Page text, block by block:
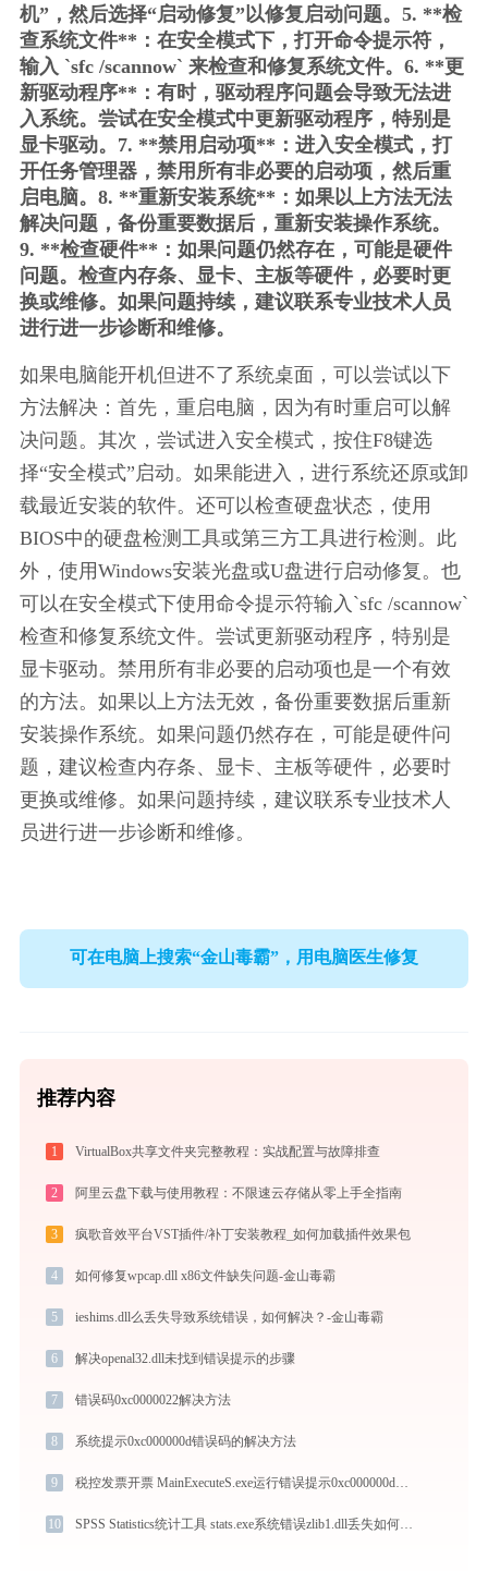
机”，然后选择“启动修复”以修复启动问题。5. **检
查系统文件**：在安全模式下，打开命令提示符，
输入 `sfc /scannow` 来检查和修复系统文件。6. **更
新驱动程序**：有时，驱动程序问题会导致无法进
入系统。尝试在安全模式中更新驱动程序，特别是
显卡驱动。7. **禁用启动项**：进入安全模式，打
开任务管理器，禁用所有非必要的启动项，然后重
启电脑。8. **重新安装系统**：如果以上方法无法
解决问题，备份重要数据后，重新安装操作系统。
9. **检查硬件**：如果问题仍然存在，可能是硬件
问题。检查内存条、显卡、主板等硬件，必要时更
换或维修。如果问题持续，建议联系专业技术人员
进行进一步诊断和维修。
如果电脑能开机但进不了系统桌面，可以尝试以下
方法解决：首先，重启电脑，因为有时重启可以解
决问题。其次，尝试进入安全模式，按住F8键选
择“安全模式”启动。如果能进入，进行系统还原或卸
载最近安装的软件。还可以检查硬盘状态，使用
BIOS中的硬盘检测工具或第三方工具进行检测。此
外，使用Windows安装光盘或U盘进行启动修复。也
可以在安全模式下使用命令提示符输入`sfc /scannow`
检查和修复系统文件。尝试更新驱动程序，特别是
显卡驱动。禁用所有非必要的启动项也是一个有效
的方法。如果以上方法无效，备份重要数据后重新
安装操作系统。如果问题仍然存在，可能是硬件问
题，建议检查内存条、显卡、主板等硬件，必要时
更换或维修。如果问题持续，建议联系专业技术人
员进行进一步诊断和维修。
可在电脑上搜索“金山毒霸”，用电脑医生修复
推荐内容
1 VirtualBox共享文件夹完整教程：实战配置与故障排查
2 阿里云盘下载与使用教程：不限速云存储从零上手全指南
3 疯歌音效平台VST插件/补丁安装教程_如何加载插件效果包
4 如何修复wpcap.dll x86文件缺失问题-金山毒霸
5 ieshims.dll么丢失导致系统错误，如何解决？-金山毒霸
6 解决openal32.dll未找到错误提示的步骤
7 错误码0xc0000022解决方法
8 系统提示0xc000000d错误码的解决方法
9 税控发票开票 MainExecuteS.exe运行错误提示0xc000000d的解决办法
10 SPSS Statistics统计工具 stats.exe系统错误zlib1.dll丢失如何解决